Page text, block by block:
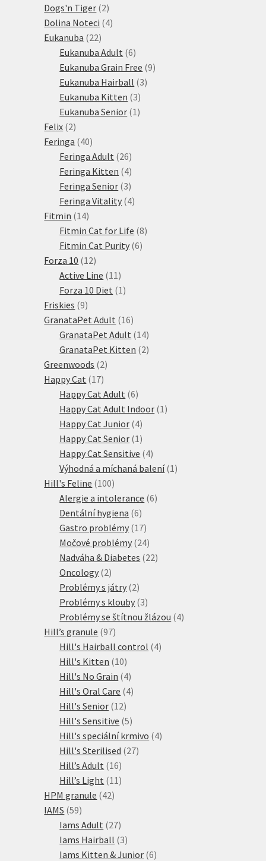
produktů
Dogs'n Tiger 22
produkty
Dolina Noteci 44
Eukanuba 2222
produktů
Eukanuba Adult 66
produktů
Eukanuba Grain Free 99
Eukanuba Hairball 33
Eukanuba Kitten 33
produkty
Eukanuba Senior 1 1
Felix 22
produkty
Feringa 4040
produktů
Feringa Adult 2626
produktů
Feringa Kitten 44
produkty
Feringa Senior 33
produkty
Feringa Vitality 44
Fitmin 1414
produktů
Fitmin Cat for Life 88
Fitmin Cat Purity 66
Forza 10 1212
produktů
Active Line 11 11
produktů
Forza 10 Diet 1 1
Friskies 99
produktů
GranataPet Adult 1616
produktů
GranataPet Adult 1414
produktů
GranataPet Kitten 22
Greenwoods 22
Happy Cat 1717
produktů
Happy Cat Adult 66
produktů
Happy Cat Adult Indoor 1 1
Happy Cat Junior 44
produkty
Happy Cat Senior 1 1
produkt
Happy Cat Sensitive 44
produkty
Výhodná a míchaná balení 1 1
Hill's Feline 100100
produktů
Alergie a intolerance 66
Dentální hygiena 66
produktů
Gastro problémy 1717
produktů
Močové problémy 2424
produktů
Nadváha & Diabetes 2222
Oncology 22
produkty
Problémy s játry 22
produkty
Problémy s klouby 33
produkty
Problémy se štítnou žlázou 44
Hill’s granule 9797
produktů
Hill's Hairball control 44
Hill's Kitten 1010
produktů
Hill's No Grain 44
produkty
Hill's Oral Care 44
Hill's Senior 1212
produktů
Hill's Sensitive 55
produktů
Hill's speciální krmivo 44
Hill's Sterilised 2727
Hill’s Adult 1616
produktů
Hill’s Light 11 11
HPM granule 4242
IAMS 5959
produktů
Iams Adult 2727
produktů
Iams Hairball 33
produkty
Iams Kitten & Junior 66